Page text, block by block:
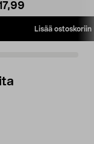
Lisää ostoskoriin